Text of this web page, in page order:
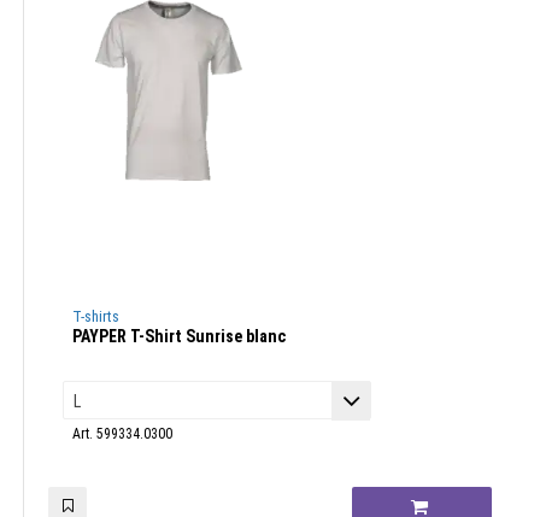
T-shirts
PAYPER T-Shirt Sunrise blanc
Art. 599334.0300